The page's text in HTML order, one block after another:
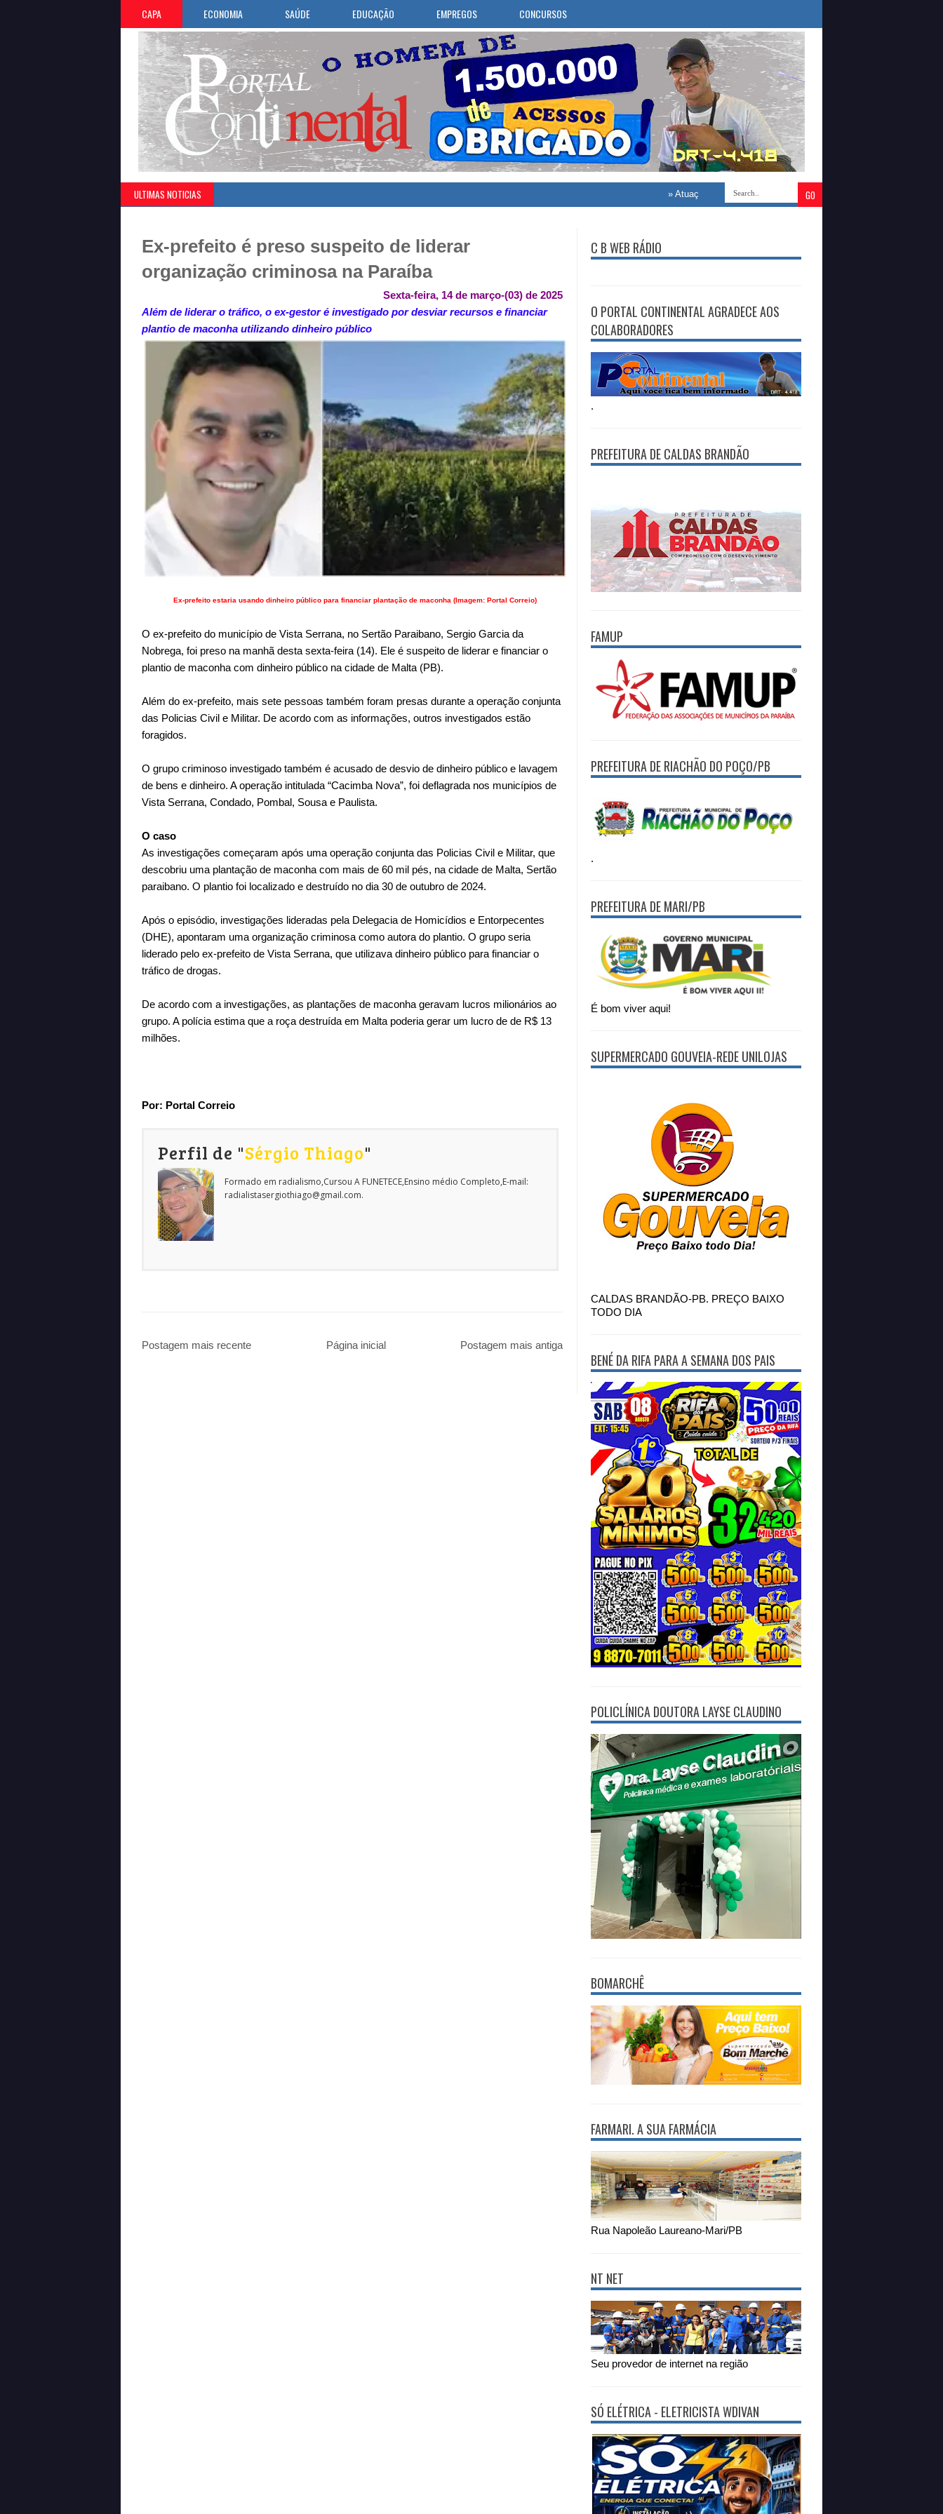
CAPA ECONOMIA SAÚDE EDUCAÇÃO EMPREGOS CONCURSOS
ULTIMAS NOTICIAS Atuação de destaque: Advogado Dr. Josenilson Avelino demonstra
Ex-prefeito é preso suspeito de liderar
organização criminosa na Paraíba
Sexta-feira, 14 de março-(03) de 2025
Além de liderar o tráfico, o ex-gestor é investigado por desviar recursos e financiar
plantio de maconha utilizando dinheiro público
Ex-prefeito estaria usando dinheiro público para financiar plantação de maconha (Imagem: Portal Correio)
O ex-prefeito do município de Vista Serrana, no Sertão Paraibano, Sergio Garcia da
Nobrega, foi preso na manhã desta sexta-feira (14). Ele é suspeito de liderar e financiar o
plantio de maconha com dinheiro público na cidade de Malta (PB).
Além do ex-prefeito, mais sete pessoas também foram presas durante a operação conjunta
das Policias Civil e Militar. De acordo com as informações, outros investigados estão
foragidos.
O grupo criminoso investigado também é acusado de desvio de dinheiro público e lavagem
de bens e dinheiro. A operação intitulada “Cacimba Nova”, foi deflagrada nos municípios de
Vista Serrana, Condado, Pombal, Sousa e Paulista.
O caso
As investigações começaram após uma operação conjunta das Policias Civil e Militar, que
descobriu uma plantação de maconha com mais de 60 mil pés, na cidade de Malta, Sertão
paraibano. O plantio foi localizado e destruído no dia 30 de outubro de 2024.
Após o episódio, investigações lideradas pela Delegacia de Homicídios e Entorpecentes
(DHE), apontaram uma organização criminosa como autora do plantio. O grupo seria
liderado pelo ex-prefeito de Vista Serrana, que utilizava dinheiro público para financiar o
tráfico de drogas.
De acordo com a investigações, as plantações de maconha geravam lucros milionários ao
grupo. A polícia estima que a roça destruída em Malta poderia gerar um lucro de de R$ 13
milhões.
Por: Portal Correio
Perfil de "Sérgio Thiago"
Formado em radialismo,Cursou A FUNETECE,Ensino médio Completo,E-mail:
radialistasergiothiago@gmail.com.
Postagem mais recente Postagem mais antiga
Página inicial
C B WEB RÁDIO
O PORTAL CONTINENTAL AGRADECE AOS
COLABORADORES
.
PREFEITURA DE CALDAS BRANDÃO
FAMUP
PREFEITURA DE RIACHÃO DO POÇO/PB
.
PREFEITURA DE MARI/PB
É bom viver aqui!
SUPERMERCADO GOUVEIA-REDE UNILOJAS
CALDAS BRANDÃO-PB. PREÇO BAIXO
TODO DIA
BENÉ DA RIFA PARA A SEMANA DOS PAIS
POLICLÍNICA DOUTORA LAYSE CLAUDINO
BOMARCHÊ
FARMARI. A SUA FARMÁCIA
Rua Napoleão Laureano-Mari/PB
NT NET
Seu provedor de internet na região
SÓ ELÉTRICA - ELETRICISTA WDIVAN